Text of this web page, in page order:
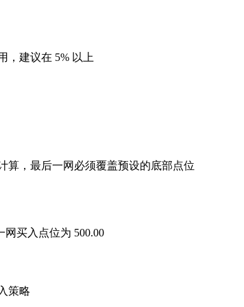
，建议在 5% 以上
算，最后一网必须覆盖预设的底部点位
网买入点位为 500.00
策略